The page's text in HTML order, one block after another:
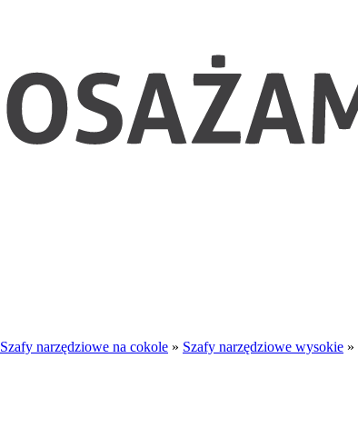
Szafy narzędziowe na cokole » Szafy narzędziowe wysokie »